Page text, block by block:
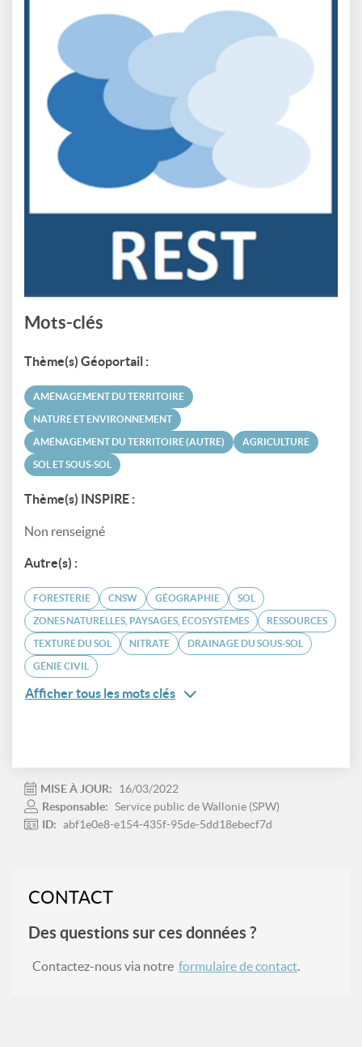
Mots-clés
Thème(s) Géoportail :
AMÉNAGEMENT DU TERRITOIRE
NATURE ET ENVIRONNEMENT
AMÉNAGEMENT DU TERRITOIRE (AUTRE) AGRICULTURE
SOL ET SOUS-SOL
Thème(s) INSPIRE :
Non renseigné
Autre(s) :
FORESTERIE CNSW GÉOGRAPHIE SOL
ZONES NATURELLES, PAYSAGES, ÉCOSYSTÈMES RESSOURCES
TEXTURE DU SOL NITRATE DRAINAGE DU SOUS-SOL
GÉNIE CIVIL
Afficher tous les mots clés
MISE À JOUR:
16/03/2022
Responsable: Service public de Wallonie (SPW)
ID: abf1e0e8-e154-435f-95de-5dd18ebecf7d
CONTACT
Des questions sur ces données ?
Contactez-nous via notre formulaire de contact.